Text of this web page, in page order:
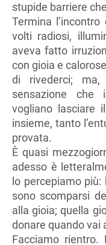
stupide barriere
Termina
volti radiosi,
aveva fatto
con gioia e
di rivederci;
sensazione
vogliano lasciare
insieme, tanto
provata.
È quasi
adesso è
lo percepiamo
sono scomparsi
alla gioia; quella
donare quando vai
Facciamo